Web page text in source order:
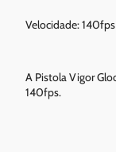
Velocidade: 140fps
A Pistola Vigor
140fps.